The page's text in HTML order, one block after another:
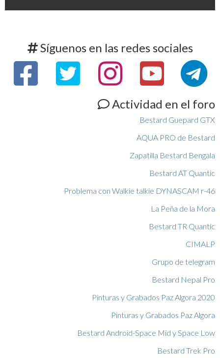
Síguenos en las redes sociales
Actividad en el foro
Bestard Guepard GTX
AQUA PRO de Bestard
Zapatilla Bestard Bengala
Bestard AT Quantic
Problema con Walkie talkie DYNASCAM r-46
La Peña de la Mora
Bestard TR Quantic
CIMALP
Grupo de telegram
Bestard Nepal Pro
Pinturas y Grabados Paz Algora 2020
Pinturas y Grabados Paz Algora
Bestard Android-Space Mid y Space Low
Bestard Trek Pro